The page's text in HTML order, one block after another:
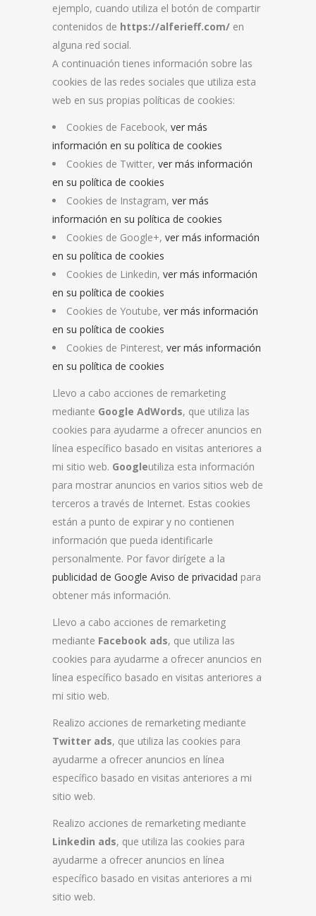
ejemplo, cuando utiliza el botón de compartir
contenidos de https://alferieff.com/ en
alguna red social.
A continuación tienes información sobre las
cookies de las redes sociales que utiliza esta
web en sus propias políticas de cookies:
Cookies de Facebook, ver más
información en su política de cookies
Cookies de Twitter, ver más información
en su política de cookies
Cookies de Instagram, ver más
información en su política de cookies
Cookies de Google+, ver más información
en su política de cookies
Cookies de Linkedin, ver más información
en su política de cookies
Cookies de Youtube, ver más información
en su política de cookies
Cookies de Pinterest, ver más información
en su política de cookies
Llevo a cabo acciones de remarketing
mediante Google AdWords, que utiliza las
cookies para ayudarme a ofrecer anuncios en
línea específico basado en visitas anteriores a
mi sitio web. Googleutiliza esta información
para mostrar anuncios en varios sitios web de
terceros a través de Internet. Estas cookies
están a punto de expirar y no contienen
información que pueda identificarle
personalmente. Por favor dirígete a la
publicidad de Google Aviso de privacidad para
obtener más información.
Llevo a cabo acciones de remarketing
mediante Facebook ads, que utiliza las
cookies para ayudarme a ofrecer anuncios en
línea específico basado en visitas anteriores a
mi sitio web.
Realizo acciones de remarketing mediante
Twitter ads, que utiliza las cookies para
ayudarme a ofrecer anuncios en línea
específico basado en visitas anteriores a mi
sitio web.
Realizo acciones de remarketing mediante
Linkedin ads, que utiliza las cookies para
ayudarme a ofrecer anuncios en línea
específico basado en visitas anteriores a mi
sitio web.